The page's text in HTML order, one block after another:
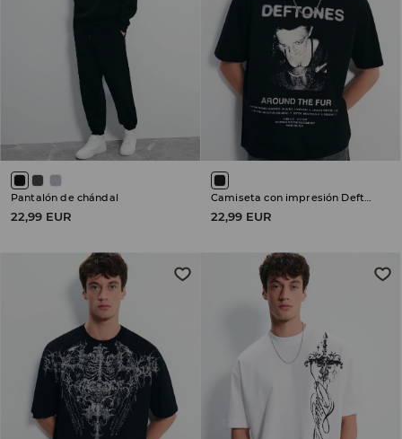
Pantalón de chándal
22,99 EUR 22,99 EUR